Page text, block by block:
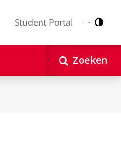
Student Portal Nederlands
English
Zoeken